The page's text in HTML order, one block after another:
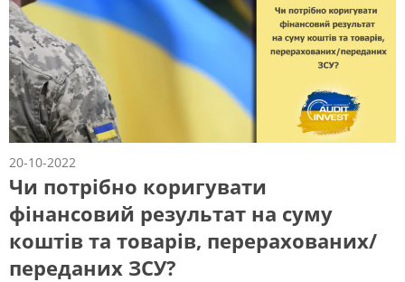
20-10-2022
Чи потрібно коригувати
фінансовий результат на суму
коштів та товарів, перерахованих/
переданих ЗСУ?